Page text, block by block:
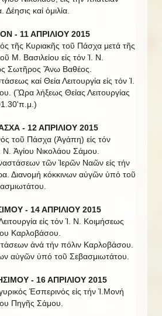
καί ὁμιλία.
- 11 ΑΠΡΙΛΙΟΥ 2015
τῆς Κυριακῆς τοῦ Πάσχα μετά τῆς
Μ. Βασιλείου εἰς τόν Ἱ. Ν.
Σωτῆρος Ἄνω Βαθέος.
καί Θεία Λειτουργία εἰς τόν Ἱ.
(Ὣρα λήξεως Θείας Λειτουργίας
- 12 ΑΠΡΙΛΙΟΥ 2015
τοῦ Πάσχα (Ἀγάπη) εἰς τόν
Ν. Ἁγίου Νικολάου Σάμου.
τῶν Ἱερῶν Ναῶν εἰς τήν
Διανομή κόκκινων αὐγῶν ὑπό τοῦ
- 14 ΑΠΡΙΛΙΟΥ 2015
εἰς τόν Ἱ. Ν. Κοιμήσεως
Καρλοβάσου.
ἀνά τήν πόλιν Καρλοβάσου.
αὐγῶν ὑπό τοῦ Σεβασμιωτάτου.
- 16 ΑΠΡΙΛΙΟΥ 2015
Ἑσπερινός εἰς τήν Ἱ.Μονή
Πηγῆς Σάμου.